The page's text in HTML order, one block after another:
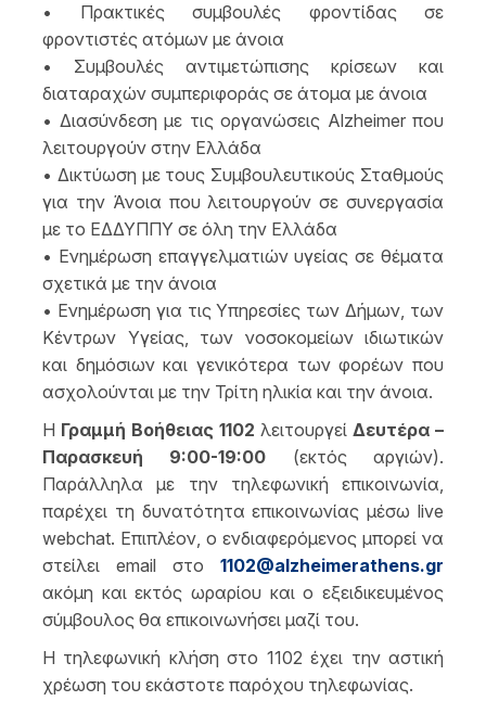
• Πρακτικές συμβουλές φροντίδας σε
φροντιστές ατόμων με άνοια
• Συμβουλές αντιμετώπισης κρίσεων και
διαταραχών συμπεριφοράς σε άτομα με άνοια
• Διασύνδεση με τις οργανώσεις Alzheimer που
λειτουργούν στην Ελλάδα
• Δικτύωση με τους Συμβουλευτικούς Σταθμούς
για την Άνοια που λειτουργούν σε συνεργασία
με το ΕΔΔΥΠΠΥ σε όλη την Ελλάδα
• Ενημέρωση επαγγελματιών υγείας σε θέματα
σχετικά με την άνοια
• Ενημέρωση για τις Υπηρεσίες των Δήμων, των
Κέντρων Υγείας, των νοσοκομείων ιδιωτικών
και δημόσιων και γενικότερα των φορέων που
ασχολούνται με την Τρίτη ηλικία και την άνοια.
Η Γραμμή Βοήθειας 1102 λειτουργεί Δευτέρα –
Παρασκευή 9:00-19:00 (εκτός αργιών).
Παράλληλα με την τηλεφωνική επικοινωνία,
παρέχει τη δυνατότητα επικοινωνίας μέσω live
webchat. Επιπλέον, ο ενδιαφερόμενος μπορεί να
στείλει email στο 1102@alzheimerathens.gr
ακόμη και εκτός ωραρίου και ο εξειδικευμένος
σύμβουλος θα επικοινωνήσει μαζί του.
Η τηλεφωνική κλήση στο 1102 έχει την αστική
χρέωση του εκάστοτε παρόχου τηλεφωνίας.